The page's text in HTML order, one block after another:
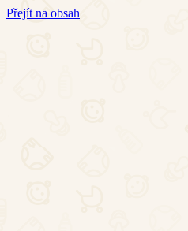
Přejít na obsah